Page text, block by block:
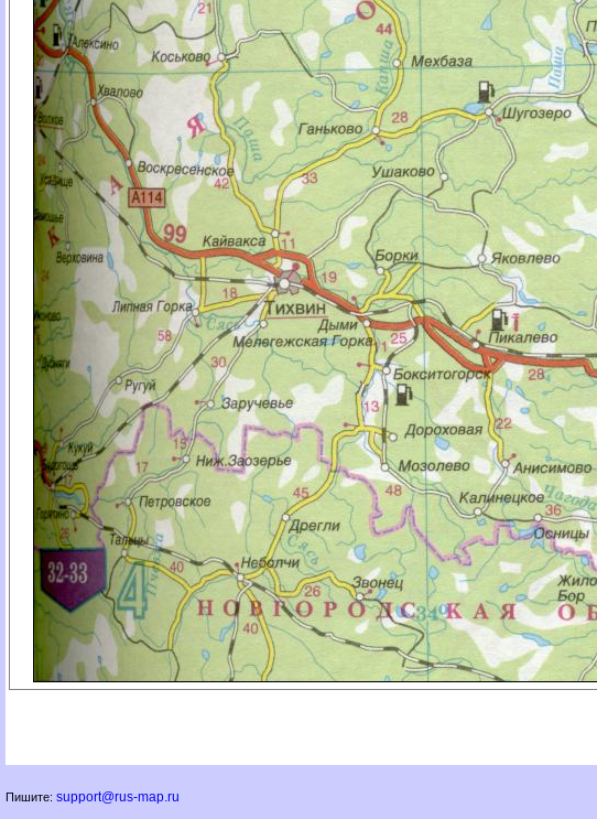
Пишите: support@rus-map.ru